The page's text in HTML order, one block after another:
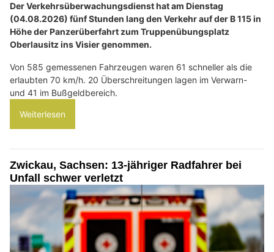
Der Verkehrsüberwachungsdienst hat am Dienstag
(04.08.2026) fünf Stunden lang den Verkehr auf der B 115 in
Höhe der Panzerüberfahrt zum Truppenübungsplatz
Oberlausitz ins Visier genommen.
Von 585 gemessenen Fahrzeugen waren 61 schneller als die
erlaubten 70 km/h. 20 Überschreitungen lagen im Verwarn-
und 41 im Bußgeldbereich.
Weiterlesen
Zwickau, Sachsen: 13-jähriger Radfahrer bei
Unfall schwer verletzt